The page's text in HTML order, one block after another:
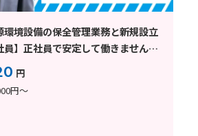
環境設備の保全管理業務と新規設立
】正社員で安定して働きません
円
円～